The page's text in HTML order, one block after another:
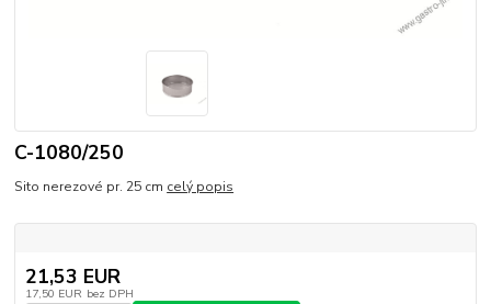
C-1080/250
Sito nerezové pr. 25 cm celý popis
21,53 EUR
17,50 EUR bez DPH